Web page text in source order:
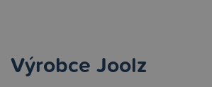
Výrobce Joolz